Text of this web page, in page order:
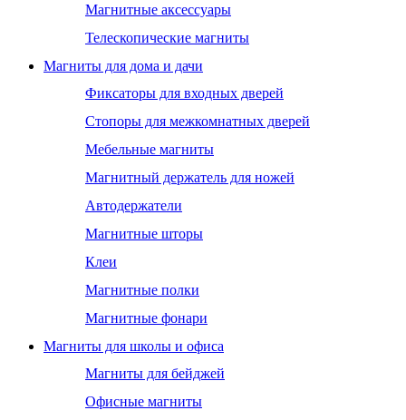
Магнитные аксессуары
Телескопические магниты
Магниты для дома и дачи
Фиксаторы для входных дверей
Стопоры для межкомнатных дверей
Мебельные магниты
Магнитный держатель для ножей
Автодержатели
Магнитные шторы
Клеи
Магнитные полки
Магнитные фонари
Магниты для школы и офиса
Магниты для бейджей
Офисные магниты